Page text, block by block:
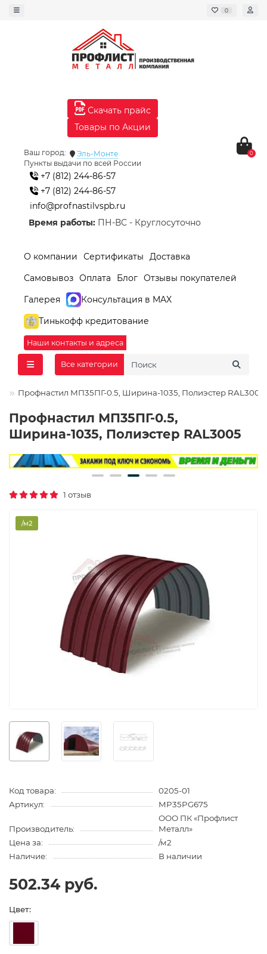
0
Скачать прайс
Товары по Акции
Ваш город:
Эль-Монте
Пункты выдачи по всей России
+7 (812) 244-86-57
+7 (812) 244-86-57
info@profnastilvspb.ru
Время работы: ПН-ВС - Круглосуточно
0
О компании Сертификаты
Доставка
Самовывоз Оплата Блог Отзывы покупателей
Галерея
Консультация в MAX
Тинькофф кредитование
Наши контакты и адреса
Все категории
Профнастил МП35ПГ-0.5, Ширина-1035, Полиэстер RAL3005
Профнастил МП35ПГ-0.5,
Ширина-1035, Полиэстер RAL3005
1 отзыв
/м2
Код товара:
0205-01
Артикул:
MP35PG675
Производитель:
ООО ПК «Профлист
Металл»
Цена за:
/м2
Наличие:
В наличии
502.34 руб.
Цвет: